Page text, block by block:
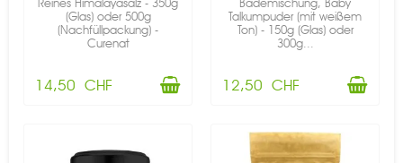
Reines Himalayasalz - 350g
(Glas) oder 500g
(Nachfüllpackung) -
Curenat
14,50 CHF
Bademischung, Baby
Talkumpuder (mit weißem
Ton) - 150g (Glas) oder
300g...
12,50 CHF